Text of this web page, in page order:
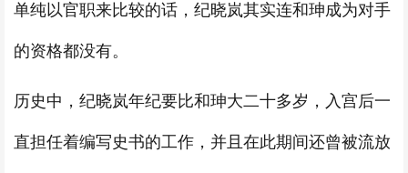
单纯以官职来比较的话，纪晓岚其实连和珅成为对手
的资格都没有。
历史中，纪晓岚年纪要比和珅大二十多岁，入宫后一
直担任着编写史书的工作，并且在此期间还曾被流放